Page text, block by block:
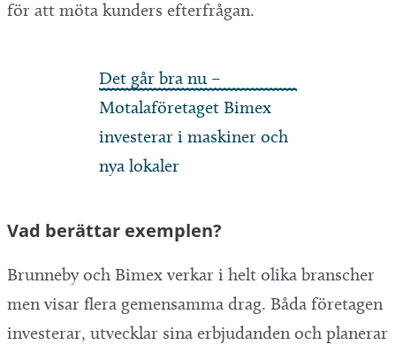
för att möta kunders efterfrågan.
Det går bra nu –
Motalaföretaget Bimex
investerar i maskiner och
nya lokaler
Vad berättar exemplen?
Brunneby och Bimex verkar i helt olika branscher
men visar flera gemensamma drag. Båda företagen
investerar, utvecklar sina erbjudanden och planerar